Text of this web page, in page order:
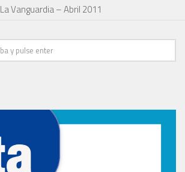
La Vanguardia – Abril 2011